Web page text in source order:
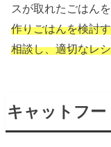
スが取れたごはん
作りごはんを検討
相談し、適切なレ
キャットフー